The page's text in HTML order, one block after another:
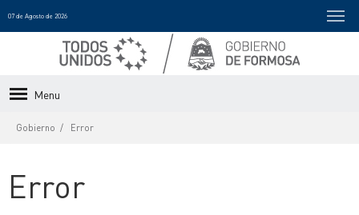
07 de Agosto de 2026
Menu
Gobierno Error
Error